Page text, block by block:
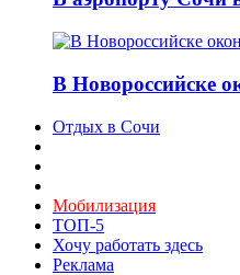
В Новороссийске
Отдых в Сочи
Мобилизация
ТОП-5
Хочу работать здесь
Реклама